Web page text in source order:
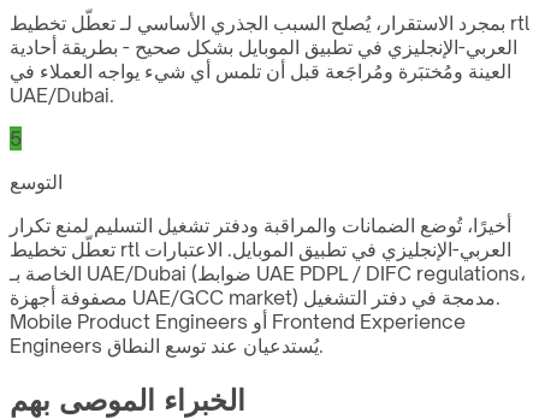
بمجرد الاستقرار، يُصلح السبب الجذري الأساسي لـ تعطّل تخطيط rtl
العربي-الإنجليزي في تطبيق الموبايل بشكل صحيح - بطريقة أحادية
العينة ومُختبَرة ومُراجَعة قبل أن تلمس أي شيء يواجه العملاء في
UAE/Dubai.
5
التوسع
أخيرًا، تُوضع الضمانات والمراقبة ودفتر تشغيل التسليم لمنع تكرار
تعطّل تخطيط rtl العربي-الإنجليزي في تطبيق الموبايل. الاعتبارات
الخاصة بـ UAE/Dubai (ضوابط UAE PDPL / DIFC regulations،
مصفوفة أجهزة UAE/GCC market) مدمجة في دفتر التشغيل.
Mobile Product Engineers أو Frontend Experience
Engineers يُستدعيان عند توسع النطاق.
الخبراء الموصى بهم